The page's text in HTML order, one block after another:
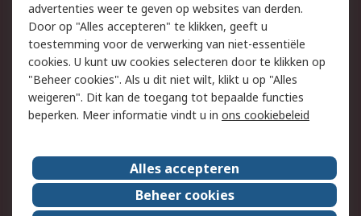
Wettelijk
Cookiebeleid
Email veiligheid
Privacybeleid
Websitevoorwaarden
Algemene
verkoopvoorwaarden
Over RS
RS Group
Over ons
advertenties weer te geven op websites van derden.
Door op "Alles accepteren" te klikken, geeft u
toestemming voor de verwerking van niet-essentiële
cookies. U kunt uw cookies selecteren door te klikken op
"Beheer cookies". Als u dit niet wilt, klikt u op "Alles
weigeren". Dit kan de toegang tot bepaalde functies
beperken. Meer informatie vindt u in ons cookiebeleid
Alles accepteren
Beheer cookies